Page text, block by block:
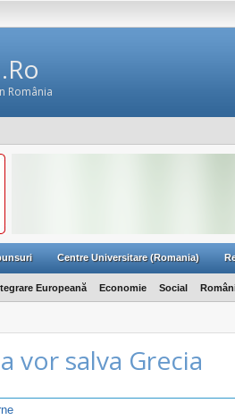
România
Centre Universitare (Romania)
Europeană Economie Social
vor salva Grecia